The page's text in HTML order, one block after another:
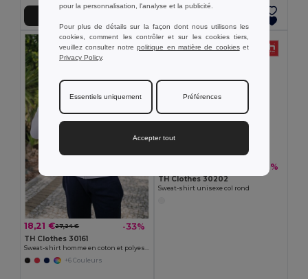
18,21 €27,24 € -33%
TH Clothes 30161
Sweat-shirt homme en coton et polyester
+6 Couleurs
-28%
TH Clothes 30202
Sweat-shirt unisexe col rond
pour la personnalisation, l'analyse et la publicité.
Pour plus de détails sur la façon dont nous utilisons les
cookies, comment les contrôler et sur les cookies tiers,
veuillez consulter notrepolitique en matière de cookieset
Privacy Policy.
Essentiels uniquement Préférences
Accepter tout